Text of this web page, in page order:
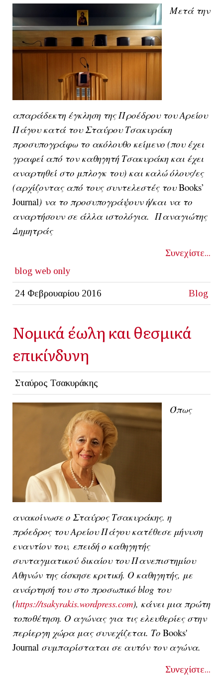
Μετά την
απαράδεκτη έγκληση της Προέδρου του Αρείου
Πάγου κατά του Σταύρου Τσακυράκη
προσυπογράφω το ακόλουθο κείμενο (που έχει
γραφεί από τον καθηγητή Τσακυράκη και έχει
αναρτηθεί στο μπλογκ του) και καλώ όλους/ες
(αρχίζοντας από τους συντελεστές τουBooks’
Journal) να το προσυπογράψουν ή/και να το
αναρτήσουν σε άλλα ιστολόγια. Παναγιώτης
Δημητράς
Συνεχίστε...
blog web only
24 Φεβρουαρίου 2016 Blog
Νομικά έωλη και θεσμικά
επικίνδυνη
Σταύρος Τσακυράκης
Όπως
ανακοίνωσε ο Σταύρος Τσακυράκης. η
πρόεδρος του Αρείου Πάγου κατέθεσε μήνυση
εναντίον του, επειδή ο καθηγητής
συνταγματικού δικαίου του Πανεπιστημίου
Αθηνών της άσκησε κριτική. Ο καθηγητής, με
ανάρτησή του στο προσωπικό blog του
(https://tsakyrakis.wordpress.com), κάνει μια πρώτη
τοποθέτηση. Ο αγώνας για τις ελευθερίες στην
περίεργη χώρα μας συνεχίζεται. Το Books'
Journal συμπαρίσταται σε αυτόν τον αγώνα.
Συνεχίστε...